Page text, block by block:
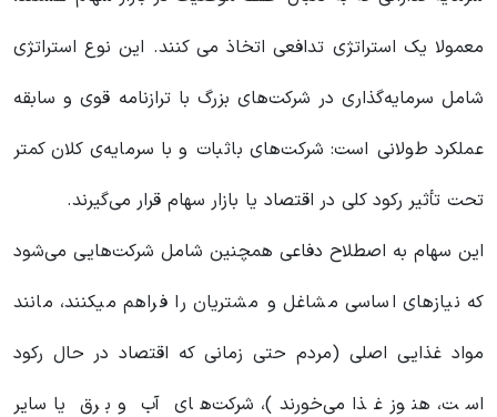
معمولا یک استراتژی تدافعی اتخاذ می کنند. این نوع استراتژی
شامل سرمایه‌گذاری در شرکت‌های بزرگ با ترازنامه قوی و سابقه
عملکرد طولانی است: شرکت‌های باثبات و با سرمایه‌ی کلان کمتر
تحت تأثیر رکود کلی در اقتصاد یا بازار سهام قرار می‌گیرند.
این سهام به اصطلاح دفاعی همچنین شامل شرکت‌هایی می‌شود
که نیازهای اساسی مشاغل و مشتریان را فراهم میکنند، مانند
مواد غذایی اصلی (مردم حتی زمانی که اقتصاد در حال رکود
است، هنوز غذا می‌خورند)، شرکت‌های آب و برق یا سایر